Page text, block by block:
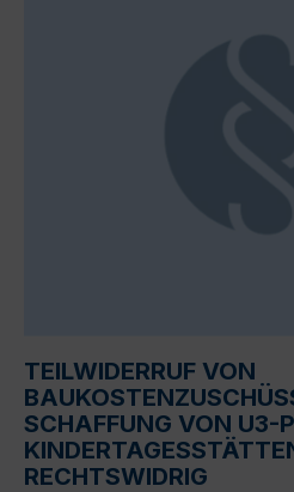
TEILWIDERRUF VON
SCHAFFUNG VON U3-
RECHTSWIDRIG